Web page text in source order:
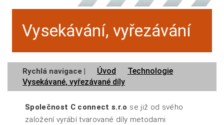
Vysekávání, vyřezávání
Rychlá navigace | Úvod
Technologie
Vysekávané, vyřezávané díly
Společnost C connect s.r.o se již od svého
založení vyrábí tvarované díly metodami